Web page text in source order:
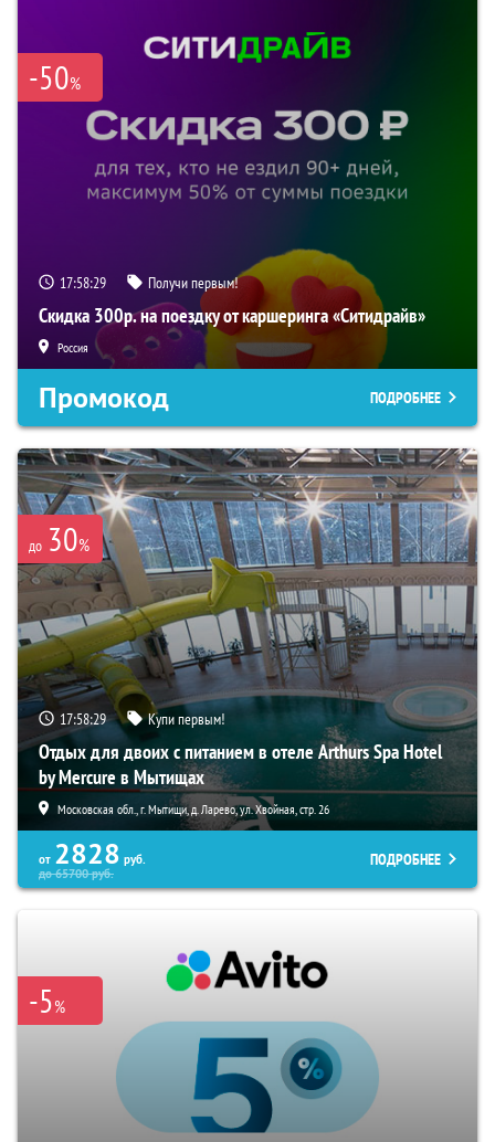
-50%
17:58:28 Получи первым!
Скидка 300р. на поездку от каршеринга «Ситидрайв»
Россия
Промокод ПОДРОБНЕЕ
до 30%
17:58:28 Купи первым!
Отдых для двоих с питанием в отеле Arthurs Spa Hotel
by Mercure в Мытищах
Московская обл., г. Мытищи, д. Ларево, ул. Хвойная, стр. 26
от 2828 руб.
до65700руб.
ПОДРОБНЕЕ
-5%